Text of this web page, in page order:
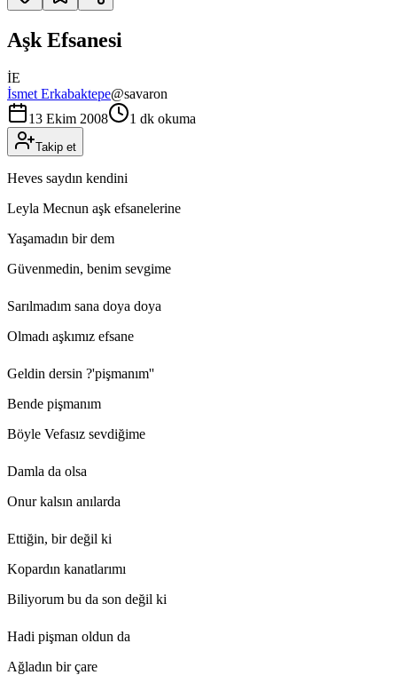
Aşk Efsanesi
İE
İsmet Erkabaktepe@savaron
13 Ekim 2008
1 dk okuma
Takip et
Heves saydın kendini
Leyla Mecnun aşk efsanelerine
Yaşamadın bir dem
Güvenmedin, benim sevgime
Sarılmadım sana doya doya
Olmadı aşkımız efsane
Geldin dersin ?'pişmanım''
Bende pişmanım
Böyle Vefasız sevdiğime
Damla da olsa
Onur kalsın anılarda
Ettiğin, bir değil ki
Kopardın kanatlarımı
Biliyorum bu da son değil ki
Hadi pişman oldun da
Ağladın bir çare